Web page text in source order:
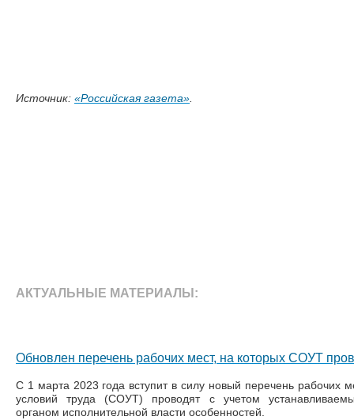
Источник: «Российская газета».
АКТУАЛЬНЫЕ МАТЕРИАЛЫ:
Обновлен перечень рабочих мест, на которых СОУТ
С 1 марта 2023 года вступит в силу новый перечень рабочих
условий труда (CОУТ) проводят с учетом
органом исполнительной власти особенностей.